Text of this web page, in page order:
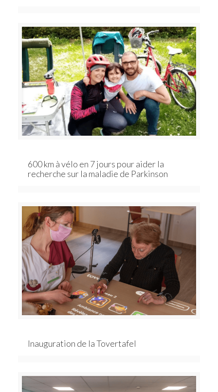
600 km à vélo en 7 jours pour aider la
recherche sur la maladie de Parkinson
Inauguration de la Tovertafel